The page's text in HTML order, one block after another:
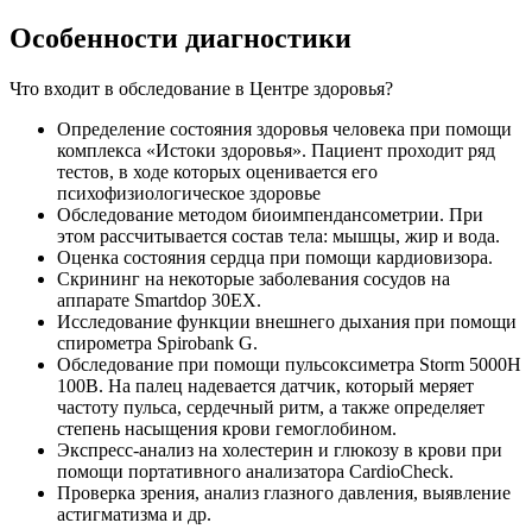
Особенности диагностики
Что входит в обследование в Центре здоровья?
Определение состояния здоровья человека при помощи
комплекса «Истоки здоровья». Пациент проходит ряд
тестов, в ходе которых оценивается его
психофизиологическое здоровье
Обследование методом биоимпендансометрии. При
этом рассчитывается состав тела: мышцы, жир и вода.
Оценка состояния сердца при помощи кардиовизора.
Скрининг на некоторые заболевания сосудов на
аппарате Smartdop 30EX.
Исследование функции внешнего дыхания при помощи
спирометра Spirobank G.
Обследование при помощи пульсоксиметра Storm 5000H
100B. На палец надевается датчик, который меряет
частоту пульса, сердечный ритм, а также определяет
степень насыщения крови гемоглобином.
Экспресс-анализ на холестерин и глюкозу в крови при
помощи портативного анализатора CardioCheck.
Проверка зрения, анализ глазного давления, выявление
астигматизма и др.